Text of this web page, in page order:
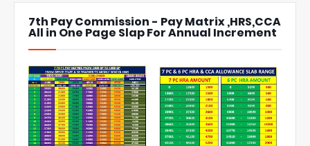
7th Pay Commission - Pay Matrix ,HRS,CCA
All in One Page Slap For Annual Increment